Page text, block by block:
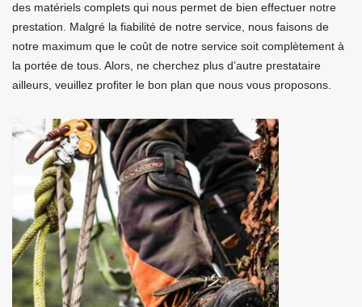
des matériels complets qui nous permet de bien effectuer notre
prestation. Malgré la fiabilité de notre service, nous faisons de
notre maximum que le coût de notre service soit complètement à
la portée de tous. Alors, ne cherchez plus d’autre prestataire
ailleurs, veuillez profiter le bon plan que nous vous proposons.